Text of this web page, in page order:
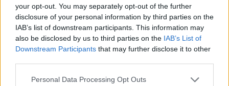
your opt-out. You may separately opt-out of the further
disclosure of your personal information by third parties on the
IAB’s list of downstream participants. This information may
also be disclosed by us to third parties on the IAB’s List of
Downstream Participants that may further disclose it to other
Please note that this website/app uses one or more Google
Personal Data Processing Opt Outs
Inviaci le tue segnalazioni,
i tuoi video e le tue foto
Su WhatsApp al numero +39
345 356 7512